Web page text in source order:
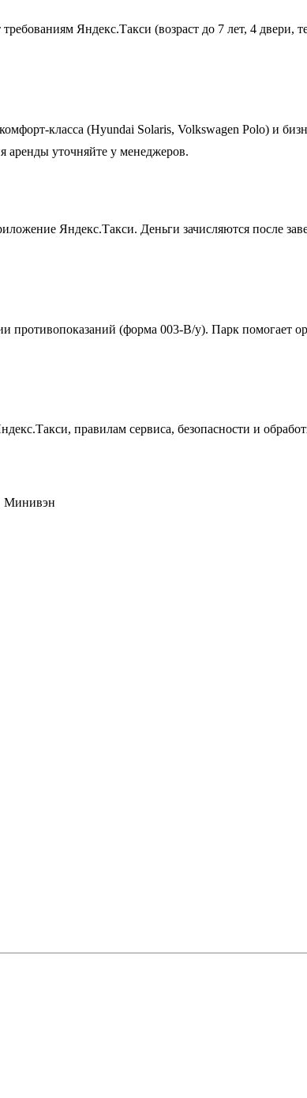
Яндекс.Такси (возраст до 7 лет, 4 двери,
класса (Hyundai Solaris, Volkswagen Polo) и
уточняйте у менеджеров.
Яндекс.Такси. Деньги зачисляются после
противопоказаний (форма 003-В/у). Парк помогает
правилам сервиса, безопасности и
Минивэн